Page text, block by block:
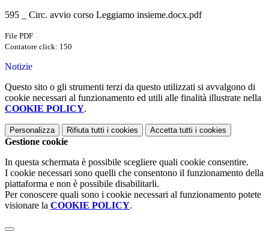
595 _ Circ. avvio corso Leggiamo insieme.docx.pdf
File PDF
Contatore click: 150
Notizie
Questo sito o gli strumenti terzi da questo utilizzati si avvalgono di
cookie necessari al funzionamento ed utili alle finalità illustrate nella
COOKIE POLICY.
Personalizza Rifiuta tutti i cookies Accetta tutti i cookies
Gestione cookie
In questa schermata è possibile scegliere quali cookie consentire.
I cookie necessari sono quelli che consentono il funzionamento della
piattaforma e non è possibile disabilitarli.
Per conoscere quali sono i cookie necessari al funzionamento potete
visionare la COOKIE POLICY.